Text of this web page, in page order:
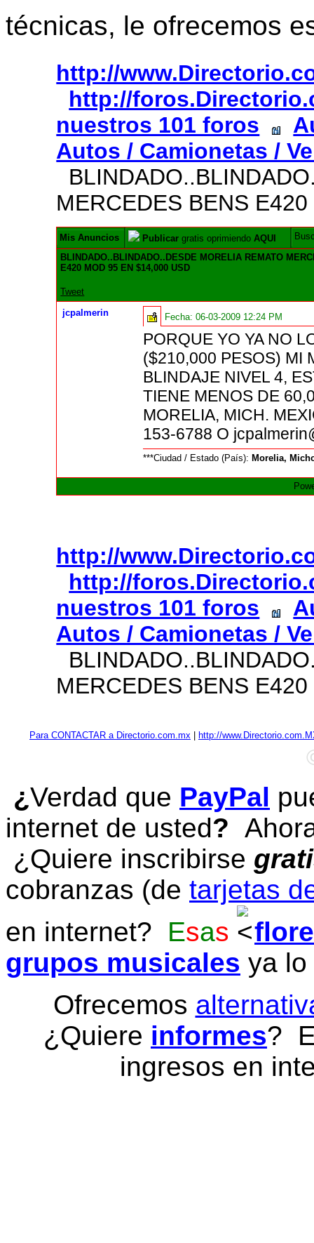
técnicas, le ofrecemos
http://
http://
nuestros 101 foros
Autos / Camionetas /
MERCEDES BENS
Mis Anuncios Publicar gratis oprimiendoAQUI
BLINDADO..BLINDADO..DESDE MORELIA REMATO
E420 MOD 95 EN $14,000 USD
Tweet
jcpalmerin
Fecha:06-03-2009 12:24 PM
PORQUE YO YA NO
($210,000 PESOS) MI
BLINDAJE NIVEL 4,
TIENE MENOS DE
MORELIA, MICH.
153-6788 O
***Ciudad / Estado (País): Morelia,
http://
http://
nuestros 101 foros
Autos / Camionetas /
MERCEDES BENS
Para CONTACTAR a Directorio.com.mx http://
¿Verdad que PayPal
internet de usted?
¿Quiere inscribirse
cobranzas (de tarjetas
en internet? Esas
grupos musicales ya
Ofrecemos
¿Quiere informes?
ingresos en